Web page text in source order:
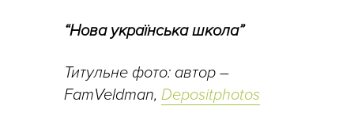
“Нова українська школа”
Титульне фото: автор –
FamVeldman, Depositphotos